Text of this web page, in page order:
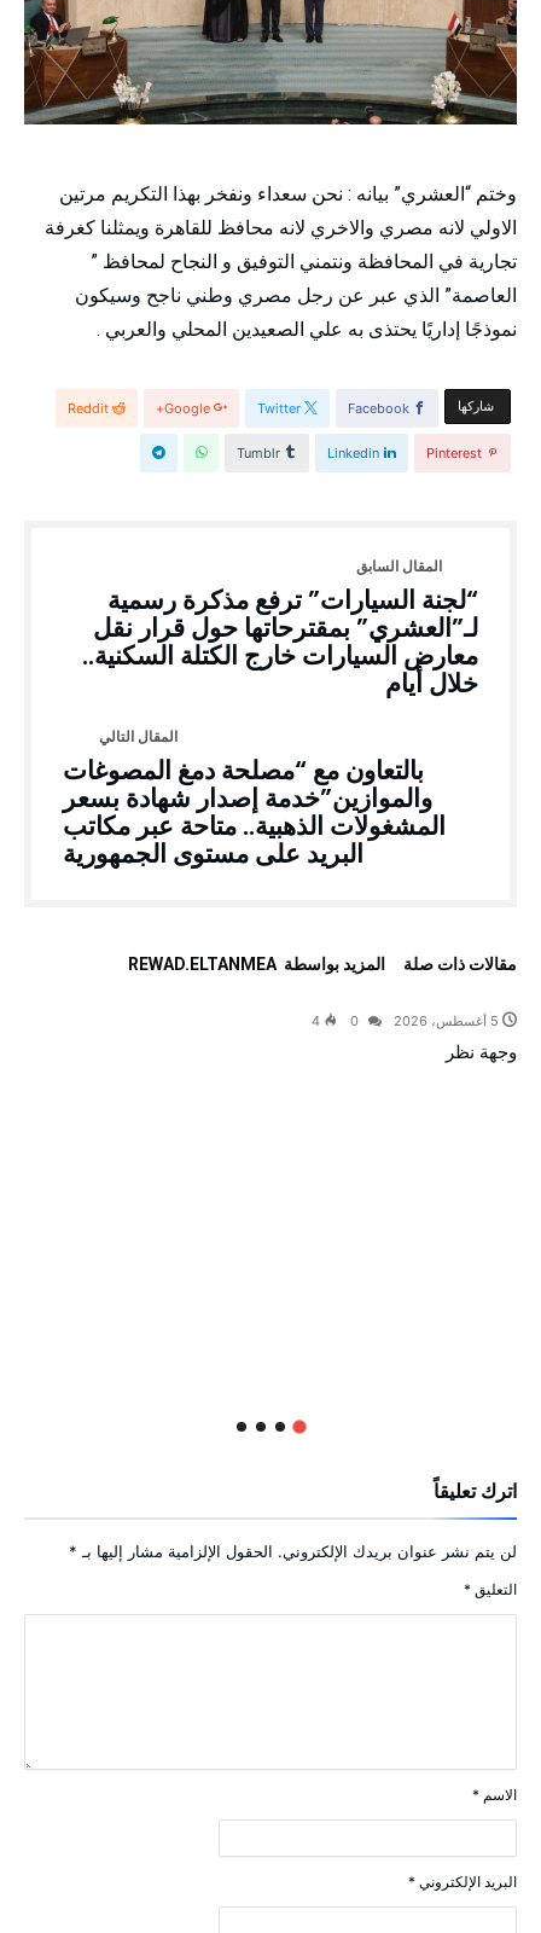
وختم “العشري” بيانه : نحن سعداء ونفخر بهذا التكريم مرتين
الاولي لانه مصري والاخري لانه محافظ للقاهرة ويمثلنا كغرفة
تجارية في المحافظة ونتمني التوفيق و النجاح لمحافظ ”
العاصمة” الذي عبر عن رجل مصري وطني ناجح وسيكون
نموذجًا إداريًا يحتذى به علي الصعيدين المحلي والعربي .
‫‫ شاركها‬ Facebook
Twitter
Google+
Reddit
Pinterest
Linkedin
Tumblr
“لجنة السيارات” ترفع مذكرة رسمية
لـ”العشري” بمقترحاتها حول قرار نقل
معارض السيارات خارج الكتلة السكنية..
خلال أيام
بالتعاون مع “مصلحة دمغ المصوغات
والموازين”خدمة إصدار شهادة بسعر
المشغولات الذهبية.. متاحة عبر مكاتب
البريد على مستوى الجمهورية
‫مقالات ذات صلة‬ ‫‫المزيد بواسطة‬ ‬ REWAD.ELTANMEA
5 أغسطس، 2026 4
وجهة نظر
اترك تعليقاً
لن يتم نشر عنوان بريدك الإلكتروني. الحقول الإلزامية مشار إليها بـ *
التعليق *
الاسم *
البريد الإلكتروني *